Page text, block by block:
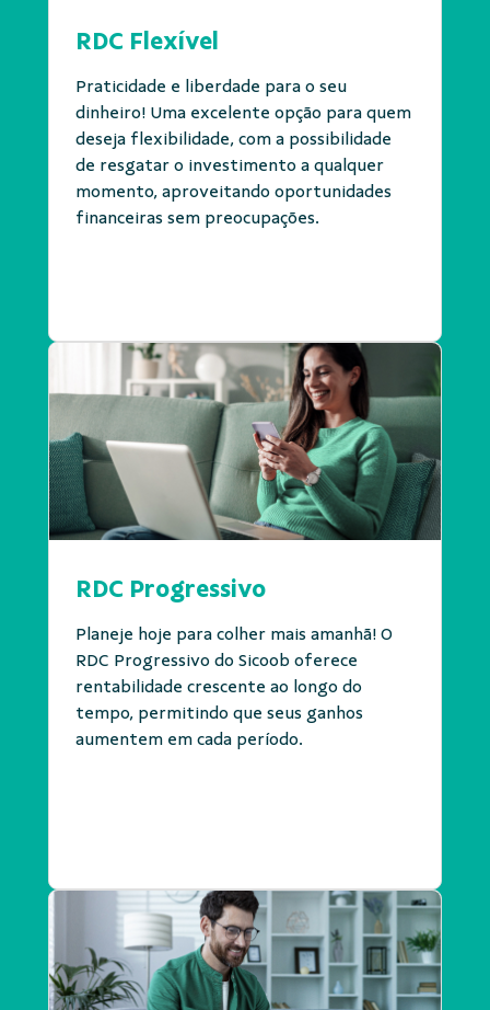
RDC Flexível
Praticidade e liberdade para o seu
dinheiro! Uma excelente opção para quem
deseja flexibilidade, com a possibilidade
de resgatar o investimento a qualquer
momento, aproveitando oportunidades
financeiras sem preocupações.
RDC Progressivo
Planeje hoje para colher mais amanhã! O
RDC Progressivo do Sicoob oferece
rentabilidade crescente ao longo do
tempo, permitindo que seus ganhos
aumentem em cada período.